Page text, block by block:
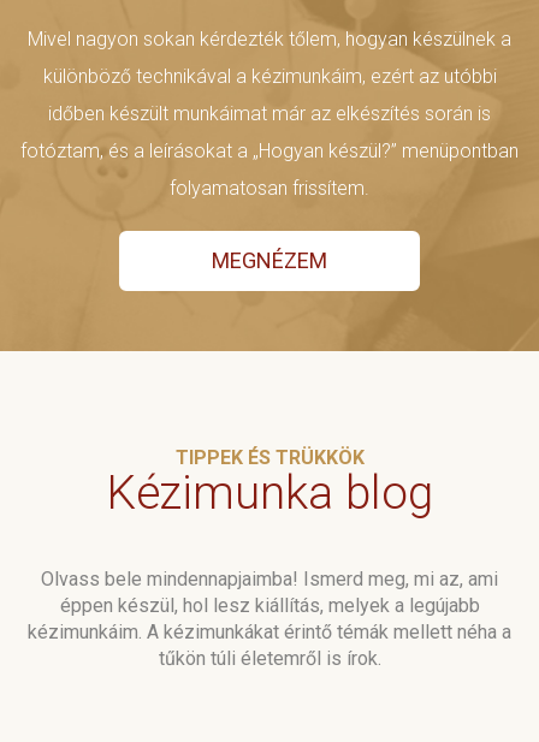
Mivel nagyon sokan kérdezték tőlem, hogyan készülnek a
különböző technikával a kézimunkáim, ezért az utóbbi
időben készült munkáimat már az elkészítés során is
fotóztam, és a leírásokat a „Hogyan készül?” menüpontban
folyamatosan frissítem.
MEGNÉZEM
TIPPEK ÉS TRÜKKÖK
Kézimunka blog
Olvass bele mindennapjaimba! Ismerd meg, mi az, ami
éppen készül, hol lesz kiállítás, melyek a legújabb
kézimunkáim. A kézimunkákat érintő témák mellett néha a
tűkön túli életemről is írok.